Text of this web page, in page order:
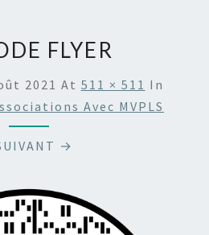
FLYER
2021 At 511 × 511 In
Avec MVPLS
→